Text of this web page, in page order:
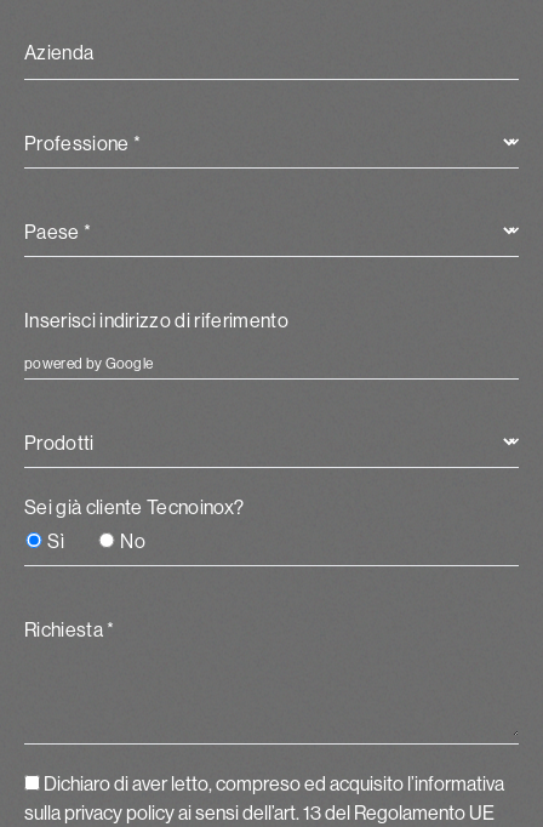
Azienda
Professione *
Paese *
powered by Google
Prodotti
Sei già cliente Tecnoinox?
Sì
No
Richiesta *
Dichiaro di aver letto, compreso ed acquisito l’informativa
sulla privacy policyai sensi dell’art. 13 del Regolamento UE